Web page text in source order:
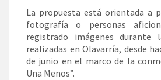
La propuesta está orientada a
fotografía o personas
registrado imágenes durante
realizadas en Olavarría, desde
de junio en el marco de la
Una Menos”.